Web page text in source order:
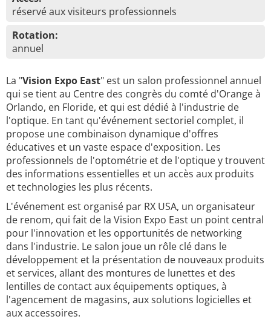
réservé aux visiteurs professionnels
Rotation:
annuel
La "Vision Expo East" est un salon professionnel annuel
qui se tient au Centre des congrès du comté d'Orange à
Orlando, en Floride, et qui est dédié à l'industrie de
l'optique. En tant qu'événement sectoriel complet, il
propose une combinaison dynamique d'offres
éducatives et un vaste espace d'exposition. Les
professionnels de l'optométrie et de l'optique y trouvent
des informations essentielles et un accès aux produits
et technologies les plus récents.
L'événement est organisé par RX USA, un organisateur
de renom, qui fait de la Vision Expo East un point central
pour l'innovation et les opportunités de networking
dans l'industrie. Le salon joue un rôle clé dans le
développement et la présentation de nouveaux produits
et services, allant des montures de lunettes et des
lentilles de contact aux équipements optiques, à
l'agencement de magasins, aux solutions logicielles et
aux accessoires.